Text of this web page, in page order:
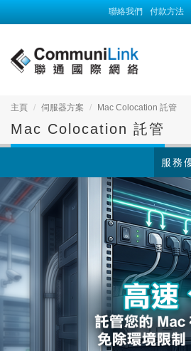
付款方法
聯絡我們
主頁 伺服器方案 Mac Colocation 託管
Mac Colocation 託管
服務